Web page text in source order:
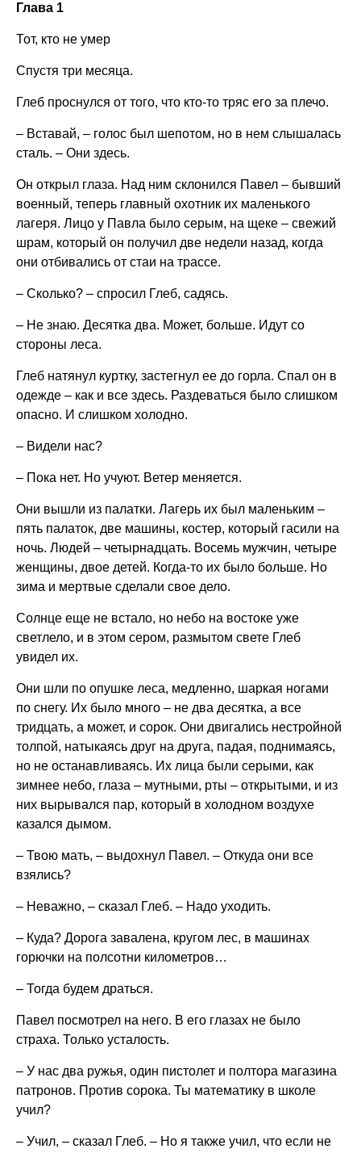
Глава 1
Тот, кто не умер
Спустя три месяца.
Глеб проснулся от того, что кто-то тряс его за плечо.
– Вставай, – голос был шепотом, но в нем слышалась
сталь. – Они здесь.
Он открыл глаза. Над ним склонился Павел – бывший
военный, теперь главный охотник их маленького
лагеря. Лицо у Павла было серым, на щеке – свежий
шрам, который он получил две недели назад, когда
они отбивались от стаи на трассе.
– Сколько? – спросил Глеб, садясь.
– Не знаю. Десятка два. Может, больше. Идут со
стороны леса.
Глеб натянул куртку, застегнул ее до горла. Спал он в
одежде – как и все здесь. Раздеваться было слишком
опасно. И слишком холодно.
– Видели нас?
– Пока нет. Но учуют. Ветер меняется.
Они вышли из палатки. Лагерь их был маленьким –
пять палаток, две машины, костер, который гасили на
ночь. Людей – четырнадцать. Восемь мужчин, четыре
женщины, двое детей. Когда-то их было больше. Но
зима и мертвые сделали свое дело.
Солнце еще не встало, но небо на востоке уже
светлело, и в этом сером, размытом свете Глеб
увидел их.
Они шли по опушке леса, медленно, шаркая ногами
по снегу. Их было много – не два десятка, а все
тридцать, а может, и сорок. Они двигались нестройной
толпой, натыкаясь друг на друга, падая, поднимаясь,
но не останавливаясь. Их лица были серыми, как
зимнее небо, глаза – мутными, рты – открытыми, и из
них вырывался пар, который в холодном воздухе
казался дымом.
– Твою мать, – выдохнул Павел. – Откуда они все
взялись?
– Неважно, – сказал Глеб. – Надо уходить.
– Куда? Дорога завалена, кругом лес, в машинах
горючки на полсотни километров…
– Тогда будем драться.
Павел посмотрел на него. В его глазах не было
страха. Только усталость.
– У нас два ружья, один пистолет и полтора магазина
патронов. Против сорока. Ты математику в школе
учил?
– Учил, – сказал Глеб. – Но я также учил, что если не